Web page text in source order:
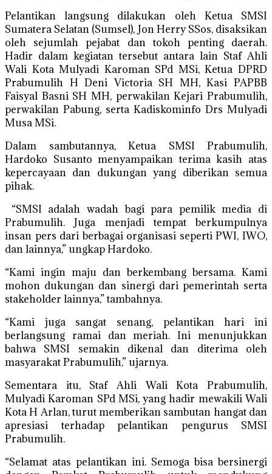
Pelantikan langsung dilakukan oleh Ketua SMSI
Sumatera Selatan (Sumsel), Jon Herry SSos, disaksikan
oleh sejumlah pejabat dan tokoh penting daerah.
Hadir dalam kegiatan tersebut antara lain Staf Ahli
Wali Kota Mulyadi Karoman SPd MSi, Ketua DPRD
Prabumulih H Deni Victoria SH MH, Kasi PAPBB
Faisyal Basni SH MH, perwakilan Kejari Prabumulih,
perwakilan Pabung, serta Kadiskominfo Drs Mulyadi
Musa MSi.
Dalam sambutannya, Ketua SMSI Prabumulih,
Hardoko Susanto menyampaikan terima kasih atas
kepercayaan dan dukungan yang diberikan semua
pihak.
“SMSI adalah wadah bagi para pemilik media di
Prabumulih. Juga menjadi tempat berkumpulnya
insan pers dari berbagai organisasi seperti PWI, IWO,
dan lainnya,” ungkap Hardoko.
“Kami ingin maju dan berkembang bersama. Kami
mohon dukungan dan sinergi dari pemerintah serta
stakeholder lainnya,” tambahnya.
“Kami juga sangat senang, pelantikan hari ini
berlangsung ramai dan meriah. Ini menunjukkan
bahwa SMSI semakin dikenal dan diterima oleh
masyarakat Prabumulih,” ujarnya.
Sementara itu, Staf Ahli Wali Kota Prabumulih,
Mulyadi Karoman SPd MSi, yang hadir mewakili Wali
Kota H Arlan, turut memberikan sambutan hangat dan
apresiasi terhadap pelantikan pengurus SMSI
Prabumulih.
“Selamat atas pelantikan ini. Semoga bisa bersinergi